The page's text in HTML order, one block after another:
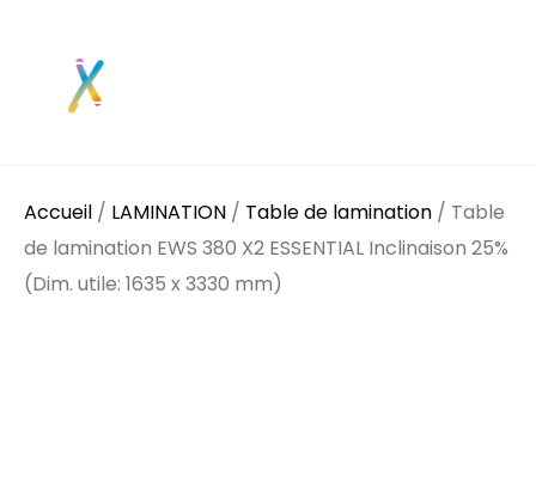
Accueil / LAMINATION / Table de lamination / Table
de lamination EWS 380 X2 ESSENTIAL Inclinaison 25%
(Dim. utile: 1635 x 3330 mm)